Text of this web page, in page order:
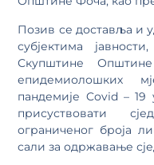
Позив се доставља и
субјектима
Скупштине
епидемиолошких
пандемије Covid –
присуствовати
ограниченог броја
сали за одржавање